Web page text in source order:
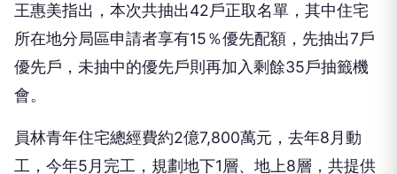
王惠美指出，本次共抽出42戶正取名單，其中住宅
所在地分局區申請者享有15％優先配額，先抽出7戶
優先戶，未抽中的優先戶則再加入剩餘35戶抽籤機
會。
員林青年住宅總經費約2億7,800萬元，去年8月動
工，今年5月完工，規劃地下1層、地上8層，共提供